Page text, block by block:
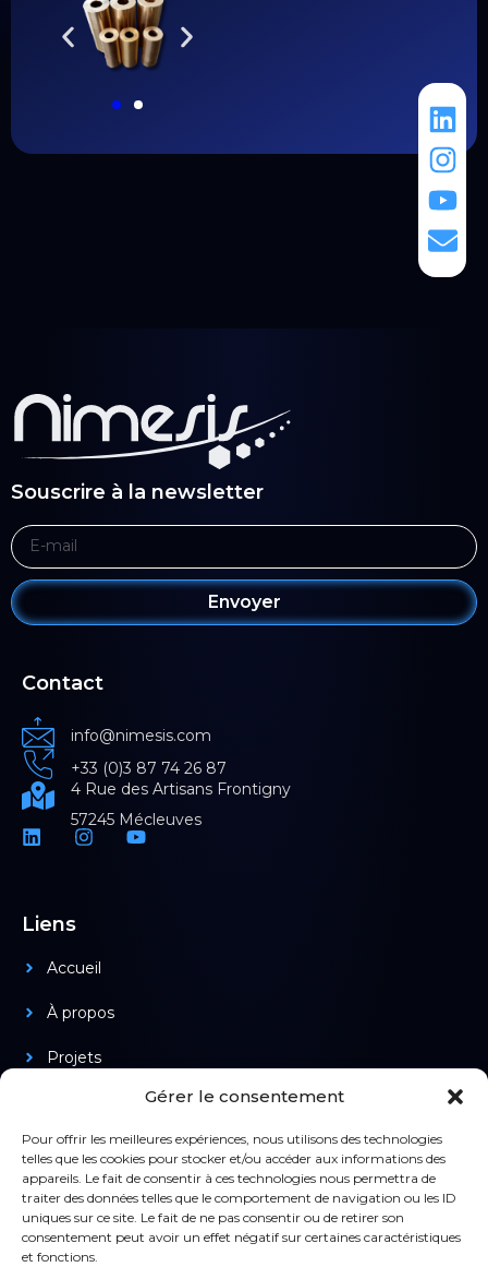
Gérer le consentement
Pour offrir les meilleures expériences, nous utilisons des technologies
telles que les cookies pour stocker et/ou accéder aux informations des
appareils. Le fait de consentir à ces technologies nous permettra de
traiter des données telles que le comportement de navigation ou les ID
uniques sur ce site. Le fait de ne pas consentir ou de retirer son
consentement peut avoir un effet négatif sur certaines caractéristiques
et fonctions.
Souscrire à la newsletter
Envoyer
Contact
info@nimesis.com
+33 (0)3 87 74 26 87
4 Rue des Artisans Frontigny
57245 Mécleuves
Liens
Accueil
À propos
Projets
Légal
Confidentialité